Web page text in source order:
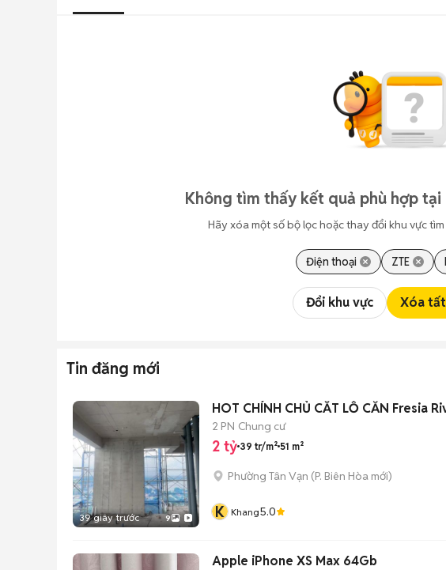
Không tìm thấy kết quả phù hợp tại
Hãy xóa một số bộ lọc hoặc thay đổi khu vực
Điện thoại ZTE
Đổi khu vực Xóa
Tin đăng mới
39 giây trước 9
HOT CHÍNH CHỦ CẮT LỖ CĂN Fresia
2 PN Chung cư
2 tỷ 39 tr/m² 51 m²
Phường Tân Vạn (P. Biên Hòa mới)
K Khang5.0
Apple iPhone XS Max 64Gb